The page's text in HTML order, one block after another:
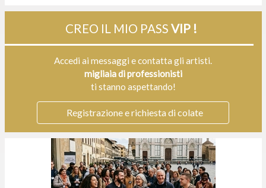
CREO IL MIO PASSVIP !
Accedi ai messaggi e contatta gli artisti.
migliaia di professionisti
ti stanno aspettando!
Registrazione e richiesta di colate